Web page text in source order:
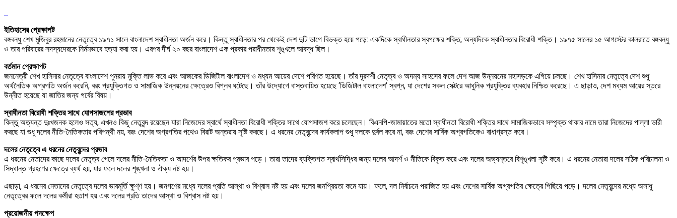
ইতিহাসের প্রেক্ষাপট
বঙ্গবন্ধু শেখ মুজিবুর রহমানের নেতৃত্বে ১৯৭১ সালে বাংলাদেশ স্বাধীনতা অর্জন করে। কিন্তু স্বাধীনতার পর থেকেই দেশ দুটি ভাগে বিভক্ত হয়ে পড়ে: একদিকে স্বাধীনতার স্বপক্ষের শক্তি, অন্যদিকে স্বাধীনতার বিরোধী শক্তি। ১৯৭৫ সালের ১৫ আগস্টের কালরাতে বঙ্গবন্ধু
ও তার পরিবারের সদস্যদেরকে নির্মমভাবে হত্যা করা হয়। এরপর দীর্ঘ ২০ বছর বাংলাদেশ এক প্রকার পরাধীনতার শৃঙ্খলে আবদ্ধ ছিল।
বর্তমান প্রেক্ষাপট
জননেত্রী শেখ হাসিনার নেতৃত্বে বাংলাদেশ পুনরায় মুক্তি লাভ করে এবং আজকের ডিজিটাল বাংলাদেশ ও মধ্যম আয়ের দেশে পরিণত হয়েছে। তাঁর দূরদর্শী নেতৃত্ব ও অদম্য সাহসের ফলে দেশ আজ উন্নয়নের মহাসড়কে এগিয়ে চলছে। শেখ হাসিনার নেতৃত্বে দেশ শুধু
অর্থনৈতিক অগ্রগতি অর্জন করেনি, বরং প্রযুক্তিগত ও সামাজিক উন্নয়নের ক্ষেত্রেও বিপ্লব ঘটেছে। তাঁর উদ্যোগে বাস্তবায়িত হয়েছে ‘ডিজিটাল বাংলাদেশ’ স্বপ্ন, যা দেশের সকল সেক্টরে আধুনিক প্রযুক্তির ব্যবহার নিশ্চিত করেছে। এ ছাড়াও, দেশ মধ্যম আয়ের স্তরে
উন্নীত হয়েছে যা জাতির জন্য গর্বের বিষয়।
স্বাধীনতা বিরোধী শক্তির সাথে যোগসাজশের প্রভাব
কিন্তু অত্যন্ত দুঃখজনক হলেও সত্য, এখনও কিছু নেতৃবৃন্দ রয়েছেন যারা নিজেদের স্বার্থে স্বাধীনতা বিরোধী শক্তির সাথে যোগসাজশ করে চলেছেন। বিএনপি-জামায়াতের মতো স্বাধীনতা বিরোধী শক্তির সাথে সামাজিকভাবে সম্পৃক্ত থাকার নামে তারা নিজেদের পাল্লা ভারী
করছে যা শুধু দলের নীতি-নৈতিকতার পরিপন্থী নয়, বরং দেশের অগ্রগতির পথেও বিরাট অন্তরায় সৃষ্টি করছে। এ ধরনের নেতৃবৃন্দের কার্যকলাপ শুধু দলকে দুর্বল করে না, বরং দেশের সার্বিক অগ্রগতিকেও বাধাগ্রস্ত করে।
দলের নেতৃত্বে এ ধরনের নেতৃবৃন্দের প্রভাব
এ ধরনের নেতাদের কাছে দলের নেতৃত্ব গেলে দলের নীতি-নৈতিকতা ও আদর্শের উপর ক্ষতিকর প্রভাব পড়ে। তারা তাদের ব্যক্তিগত স্বার্থসিদ্ধির জন্য দলের আদর্শ ও নীতিকে বিকৃত করে এবং দলের অভ্যন্তরে বিশৃঙ্খলা সৃষ্টি করে। এ ধরনের নেতারা দলের সঠিক পরিচালনা ও
সিদ্ধান্ত গ্রহণের ক্ষেত্রে ব্যর্থ হয়, যার ফলে দলের শৃঙ্খলা ও ঐক্য নষ্ট হয়।
এছাড়া, এ ধরনের নেতাদের নেতৃত্বে দলের ভাবমূর্তি ক্ষুণ্ণ হয়। জনগণের মধ্যে দলের প্রতি আস্থা ও বিশ্বাস নষ্ট হয় এবং দলের জনপ্রিয়তা কমে যায়। ফলে, দল নির্বাচনে পরাজিত হয় এবং দেশের সার্বিক অগ্রগতির ক্ষেত্রে পিছিয়ে পড়ে। দলের নেতৃবৃন্দের মধ্যে অসাধু
নেতৃত্বের ফলে দলের কর্মীরা হতাশ হয় এবং দলের প্রতি তাদের আস্থা ও বিশ্বাস নষ্ট হয়।
প্রয়োজনীয় পদক্ষেপ